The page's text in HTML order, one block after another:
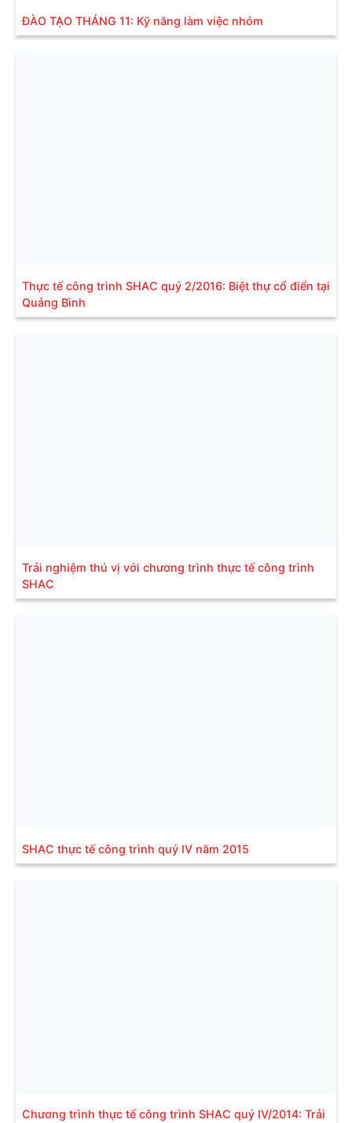
ĐÀO TẠO THÁNG 11: Kỹ năng làm việc nhóm
Thực tế công trình SHAC quý 2/2016: Biệt thự cổ điển tại
Quảng Bình
Trải nghiệm thú vị với chương trình thực tế công trình
SHAC
SHAC thực tế công trình quý IV năm 2015
Chương trình thực tế công trình SHAC quý IV/2014: Trải